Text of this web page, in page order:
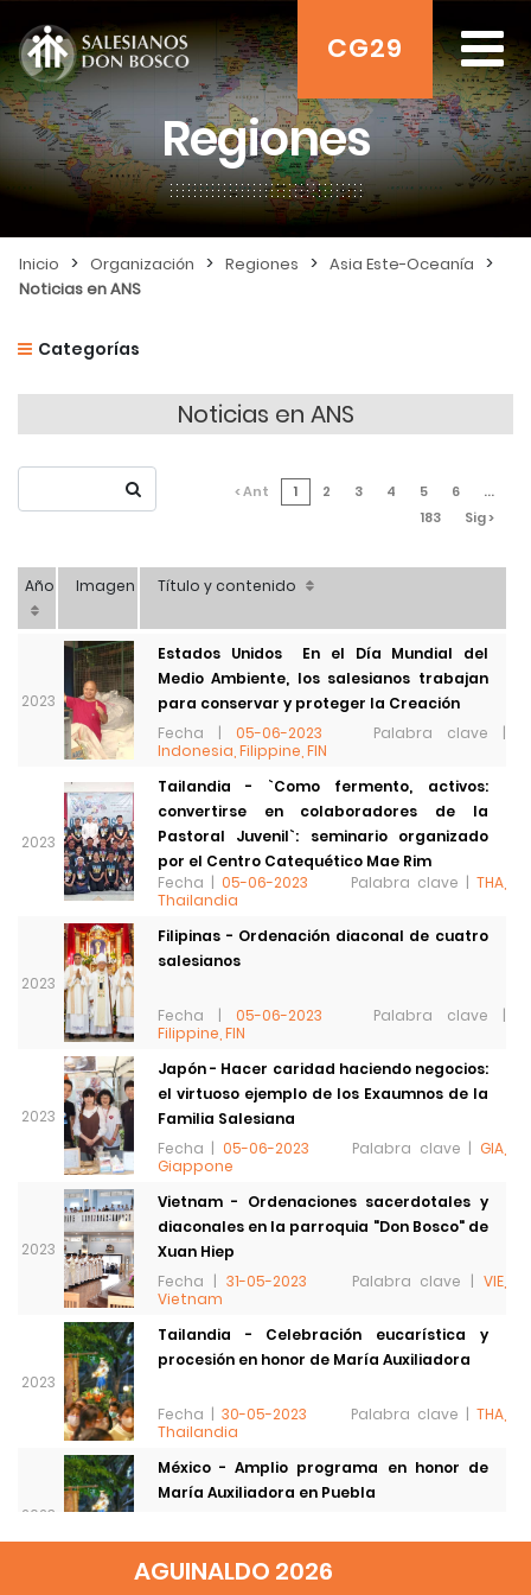
CG29
Regiones
Inicio > Organización > Regiones > Asia Este-Oceanía >
Noticias en ANS
Categorías
Noticias en ANS
< Ant 1 2 3 4 5 6
...
183
Sig >
Año Imagen Título y contenido
2023
Estados Unidos  En el Día Mundial del
Medio Ambiente, los salesianos trabajan
para conservar y proteger la Creación
Fecha |05-06-2023
Palabra clave |
Indonesia, Filippine, FIN
2023
Tailandia - `Como fermento, activos:
convertirse en colaboradores de la
Pastoral Juvenil`: seminario organizado
por el Centro Catequético Mae Rim
Fecha | 05-06-2023 Palabra clave | THA,
Thailandia
2023
Filipinas - Ordenación diaconal de cuatro
salesianos
Fecha |05-06-2023
Palabra clave |
Filippine, FIN
2023
Japón - Hacer caridad haciendo negocios:
el virtuoso ejemplo de los Exaumnos de la
Familia Salesiana
Fecha | 05-06-2023 Palabra clave | GIA,
Giappone
2023
Vietnam - Ordenaciones sacerdotales y
diaconales en la parroquia "Don Bosco" de
Xuan Hiep
Fecha | 31-05-2023 Palabra clave | VIE,
Vietnam
2023
Tailandia - Celebración eucarística y
procesión en honor de María Auxiliadora
Fecha |30-05-2023 Palabra clave | THA,
Thailandia
2023
México - Amplio programa en honor de
María Auxiliadora en Puebla
Fecha |30-05-2023 Palabra clave |THA,
Thailandia
AGUINALDO 2026